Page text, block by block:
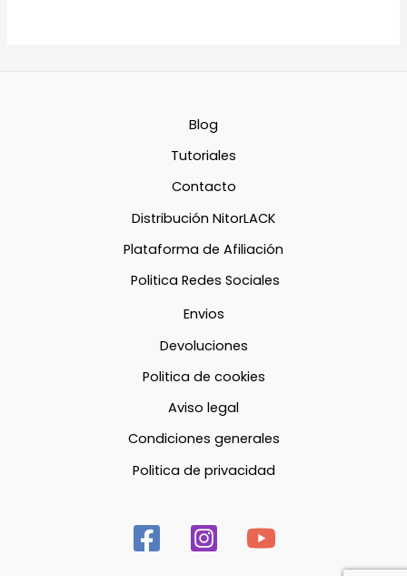
Blog
Tutoriales
Contacto
Distribución NitorLACK
Plataforma de Afiliación
Politica Redes Sociales
Envios
Devoluciones
Politica de cookies
Aviso legal
Condiciones generales
Politica de privacidad